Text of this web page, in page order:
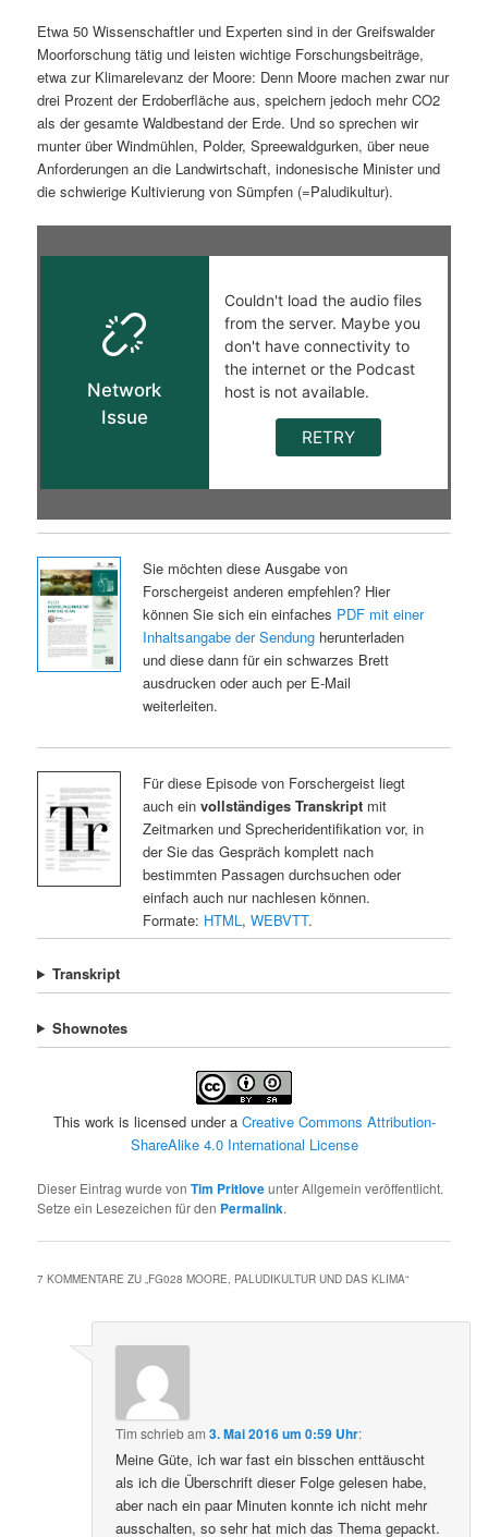
n
Etwa 50 Wissenschaftler und Experten sind in der Greifswalder
Moorforschung tätig und leisten wichtige Forschungsbeiträge,
etwa zur Klimarelevanz der Moore: Denn Moore machen zwar nur
drei Prozent der Erdoberfläche aus, speichern jedoch mehr CO2
als der gesamte Waldbestand der Erde. Und so sprechen wir
munter über Windmühlen, Polder, Spreewaldgurken, über neue
Anforderungen an die Landwirtschaft, indonesische Minister und
die schwierige Kultivierung von Sümpfen (=Paludikultur).
Sie möchten diese Ausgabe von
Forschergeist anderen empfehlen? Hier
können Sie sich ein einfaches PDF mit einer
Inhaltsangabe der Sendungherunterladen
und diese dann für ein schwarzes Brett
ausdrucken oder auch per E-Mail
weiterleiten.
Für diese Episode von Forschergeist liegt
auch ein vollständiges Transkriptmit
Zeitmarken und Sprecheridentifikation vor, in
der Sie das Gespräch komplett nach
bestimmten Passagen durchsuchen oder
einfach auch nur nachlesen können.
Formate: HTML , WEBVTT.
Transkript
Shownotes
This work is licensed under a Creative Commons Attribution-
ShareAlike 4.0 International License
Dieser Eintrag wurde vonTim Pritloveunter Allgemein veröffentlicht.
Setze ein Lesezeichen für den Permalink.
7 KOMMENTARE ZU „FG028 MOORE, PALUDIKULTUR UND DAS KLIMA“
Tim schriebam3. Mai 2016 um 0:59 Uhr:
Meine Güte, ich war fast ein bisschen enttäuscht
als ich die Überschrift dieser Folge gelesen habe,
aber nach ein paar Minuten konnte ich nicht mehr
ausschalten, so sehr hat mich das Thema gepackt.